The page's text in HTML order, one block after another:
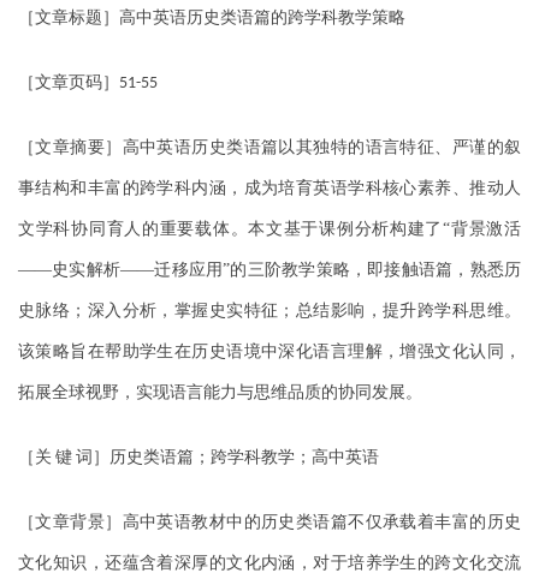
［文章标题］高中英语历史类语篇的跨学科教学策略
［文章页码］ 51-55
［文章摘要］高中英语历史类语篇以其独特的语言特征、严谨的叙
事结构和丰富的跨学科内涵，成为培育英语学科核心素养、推动人
文学科协同育人的重要载体。本文基于课例分析构建了“背景激活
——史实解析——迁移应用”的三阶教学策略，即接触语篇，熟悉历
史脉络；深入分析，掌握史实特征；总结影响，提升跨学科思维。
该策略旨在帮助学生在历史语境中深化语言理解，增强文化认同，
拓展全球视野，实现语言能力与思维品质的协同发展。
［关 键 词］历史类语篇；跨学科教学；高中英语
［文章背景］高中英语教材中的历史类语篇不仅承载着丰富的历史
文化知识，还蕴含着深厚的文化内涵，对于培养学生的跨文化交流